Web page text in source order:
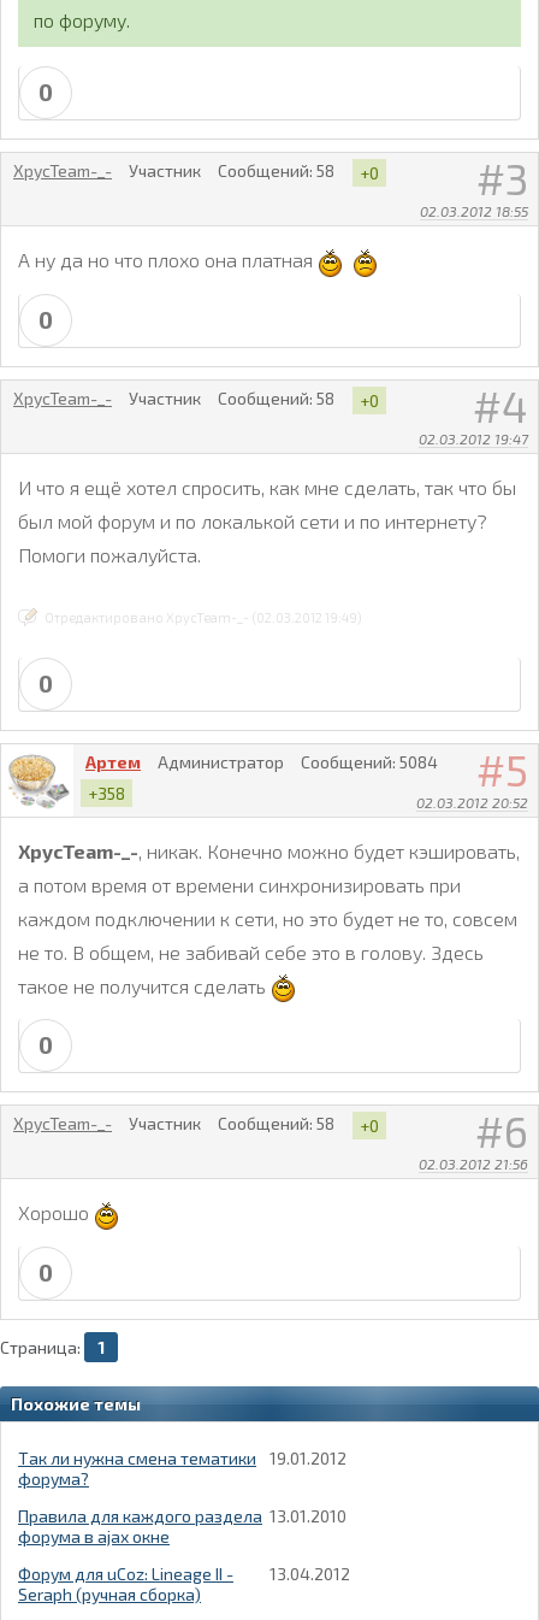
по форуму.
0
3
02.03.2012 18:55
XpycTeam-_- Участник Сообщений: 58 +0
А ну да но что плохо она платная
0
4
02.03.2012 19:47
XpycTeam-_- Участник Сообщений: 58 +0
И что я ещё хотел спросить, как мне сделать, так что бы
был мой форум и по локалькой сети и по интернету?
Помоги пожалуйста.
Отредактировано XpycTeam-_- (02.03.2012 19:49)
0
5
02.03.2012 20:52
Артем Администратор Сообщений: 5084
+358
XpycTeam-_- , никак. Конечно можно будет кэшировать,
а потом время от времени синхронизировать при
каждом подключении к сети, но это будет не то, совсем
не то. В общем, не забивай себе это в голову. Здесь
такое не получится сделать
0
6
02.03.2012 21:56
XpycTeam-_- Участник Сообщений: 58 +0
Хорошо
0
Страница: 1
Похожие темы
Так ли нужна смена тематики
форума?
19.01.2012
Правила для каждого раздела
форума в ajax окне
13.01.2010
Форум для uCoz: Lineage II -
Seraph (ручная сборка)
13.04.2012